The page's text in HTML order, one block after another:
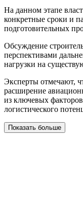
На данном этапе
конкретные сроки и
подготовительных
Обсуждение
перспективами
нагрузки на
Эксперты отмечают,
расширение
из ключевых
логистического
Показать больше